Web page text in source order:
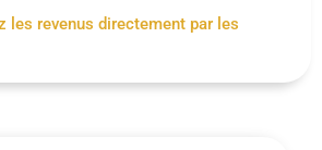
les revenus directement par les